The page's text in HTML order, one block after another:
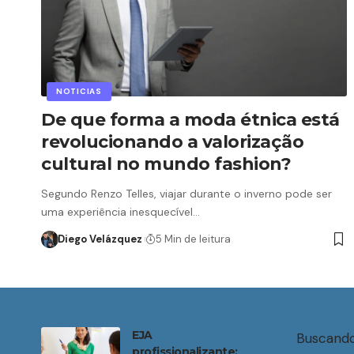
NOTICIAS
De que forma a moda étnica está
revolucionando a valorização
cultural no mundo fashion?
Segundo Renzo Telles, viajar durante o inverno pode ser
uma experiência inesquecível…
Diego Velázquez 5 Min de leitura
EJA